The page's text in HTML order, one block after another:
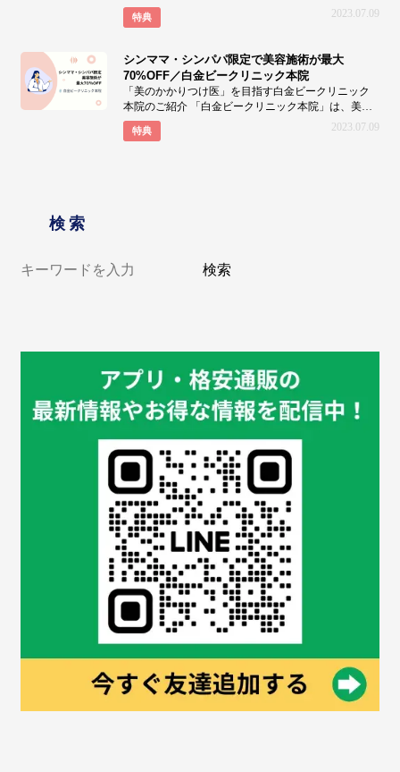
なは、家
特典 2023.07.09
シンママ・シンパパ限定で美容施術が最大
70%OFF／白金ビークリニック本院
「美のかかりつけ医」を目指す白金ビークリニック
本院のご紹介 「白金ビークリニック本院」は、美の
総合的なか
特典 2023.07.09
検索
検索